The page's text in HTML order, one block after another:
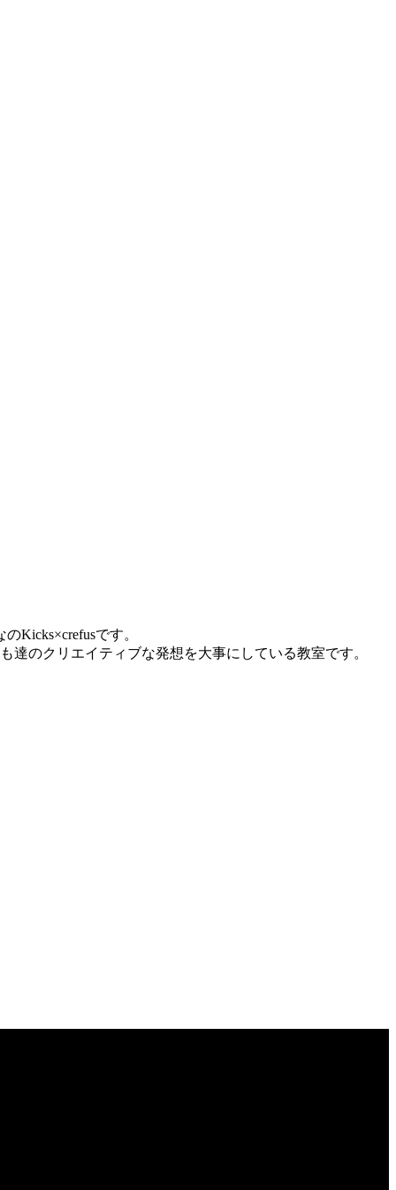
Kicks×crefusです。
のクリエイティブな発想を大事にしている教室です。